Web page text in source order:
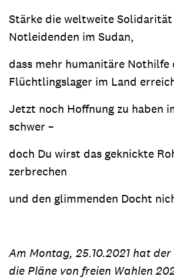
Stärke die weltweite
Notleidenden im Sudan,
dass mehr humanitäre Nothilfe
Flüchtlingslager im Land
Jetzt noch Hoffnung zu haben
schwer –
doch Du wirst das geknickte
zerbrechen
und den glimmenden Docht
Am Montag, 25.10.2021 hat
die Pläne von freien Wahlen